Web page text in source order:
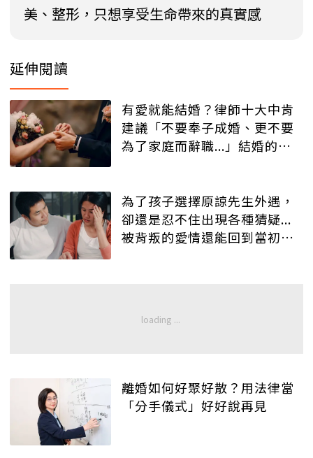
美、整形，只想享受生命帶來的真實感
延伸閱讀
有愛就能結婚？律師十大中肯
建議「不要奉子成婚、更不要
為了家庭而辭職...」結婚的看
為了孩子選擇原諒先生外遇，
卻還是忍不住出現各種猜疑...
被背叛的愛情還能回到當初
離婚如何好聚好散？用法律當
「分手儀式」好好說再見